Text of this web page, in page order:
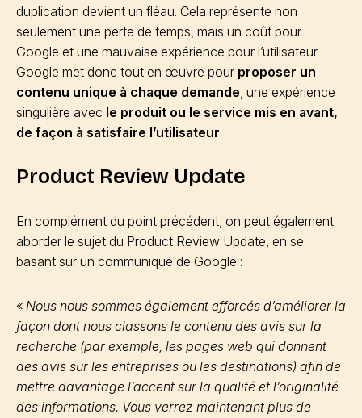
duplication devient un fléau. Cela représente non
seulement une perte de temps, mais un coût pour
Google et une mauvaise expérience pour l’utilisateur.
Google met donc tout en œuvre pour proposer un
contenu unique à chaque demande, une expérience
singulière avec le produit ou le service mis en avant,
de façon à satisfaire l’utilisateur.
Product Review Update
En complément du point précédent, on peut également
aborder le sujet du Product Review Update, en se
basant sur un communiqué de Google :
« Nous nous sommes également efforcés d’améliorer la
façon dont nous classons le contenu des avis sur la
recherche (par exemple, les pages web qui donnent
des avis sur les entreprises ou les destinations) afin de
mettre davantage l’accent sur la qualité et l’originalité
des informations. Vous verrez maintenant plus de